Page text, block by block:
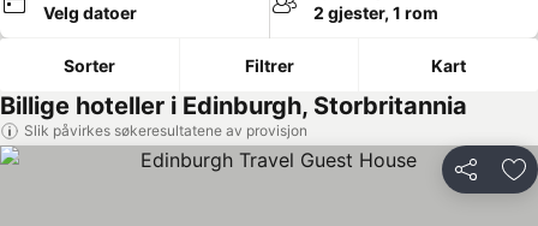
Velg datoer 2 gjester, 1 rom
Sorter Filtrer Kart
Billige hoteller i Edinburgh, Storbritannia
Slik påvirkes søkeresultatene av provisjon
Del